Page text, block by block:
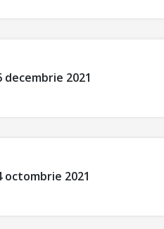
decembrie 2021
octombrie 2021